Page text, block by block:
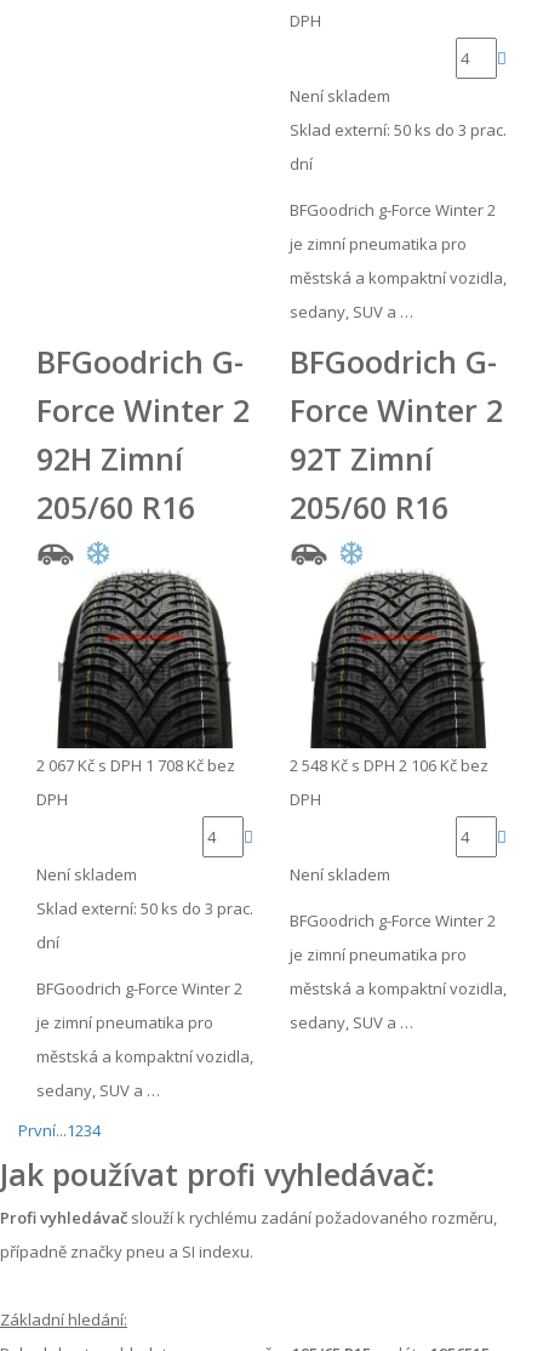
DPH
Není skladem
Sklad externí: 50 ks do 3 prac.
dní
BFGoodrich g-Force Winter 2
je zimní pneumatika pro
městská a kompaktní vozidla,
sedany, SUV a …
BFGoodrich G-
Force Winter 2
92H Zimní
205/60 R16
2 067 Kč s DPH 1 708 Kč bez
DPH
Není skladem
Sklad externí: 50 ks do 3 prac.
dní
BFGoodrich g-Force Winter 2
je zimní pneumatika pro
městská a kompaktní vozidla,
sedany, SUV a …
BFGoodrich G-
Force Winter 2
92T Zimní
205/60 R16
2 548 Kč s DPH 2 106 Kč bez
DPH
Není skladem
BFGoodrich g-Force Winter 2
je zimní pneumatika pro
městská a kompaktní vozidla,
sedany, SUV a …
První...1234
Jak používat profi vyhledávač:
Profi vyhledávač slouží k rychlému zadání požadovaného rozměru,
případně značky pneu a SI indexu.
Základní hledání: